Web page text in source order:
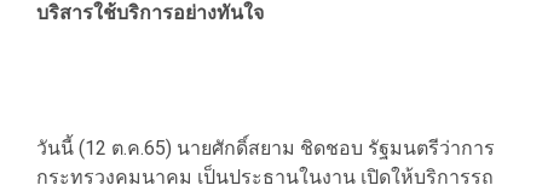
บริสารใช้บริการอย่างทันใจ
วันนี้ (12 ต.ค.65) นายศักดิ์สยาม ชิดชอบ รัฐมนตรีว่าการ
กระทรวงคมนาคม เป็นประธานในงาน เปิดให้บริการรถ